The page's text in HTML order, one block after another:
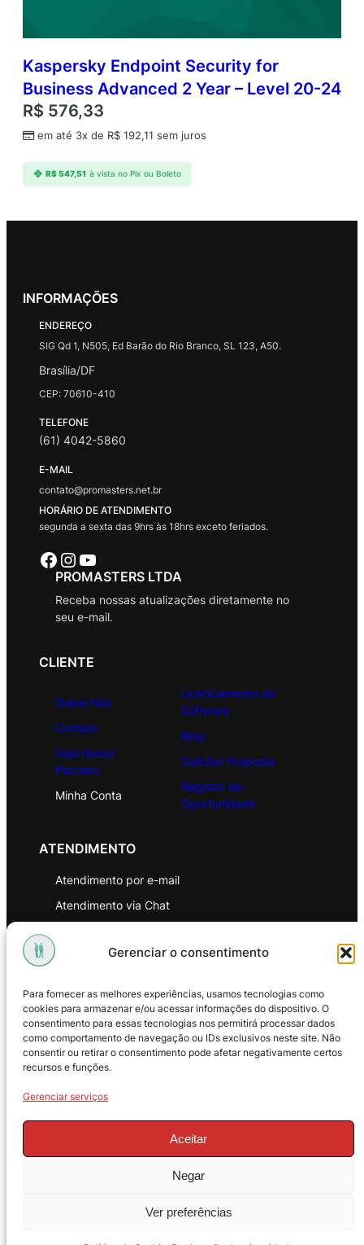
Gerenciar o consentimento
Para fornecer as melhores experiências, usamos tecnologias como
cookies para armazenar e/ou acessar informações do dispositivo. O
consentimento para essas tecnologias nos permitirá processar dados
como comportamento de navegação ou IDs exclusivos neste site. Não
consentir ou retirar o consentimento pode afetar negativamente certos
recursos e funções.
Gerenciar serviços
Aceitar
Negar
Ver preferências
Kaspersky Endpoint Security for
Business Advanced 2 Year – Level 20-24
R$ 576,33
em até 3x de R$ 192,11 sem juros
R$547,51 à vista no Pix ou Boleto
INFORMAÇÕES
ENDEREÇO
SIG Qd 1, N505, Ed Barão do Rio Branco, SL 123, A50.
Brasília/DF
CEP: 70610-410
TELEFONE
(61) 4042-5860
E-MAIL
contato@promasters.net.br
HORÁRIO DE ATENDIMENTO
segunda a sexta das 9hrs às 18hrs exceto feriados.
Facebook Instagram Youtube
PROMASTERS LTDA
Receba nossas atualizações diretamente no
seu e-mail.
CLIENTE
Sobre Nós
Contato
Seja Nosso
Parceiro
Minha Conta
Licenciamento de
Software
Blog
Solicitar Proposta
Registro de
Oportunidade
ATENDIMENTO
Atendimento por e-mail
Atendimento via Chat
Política de Privacidade
Política de Troca e Devoluções
Política de Reembolso
18.269.230/0001-16. Todos os direitos